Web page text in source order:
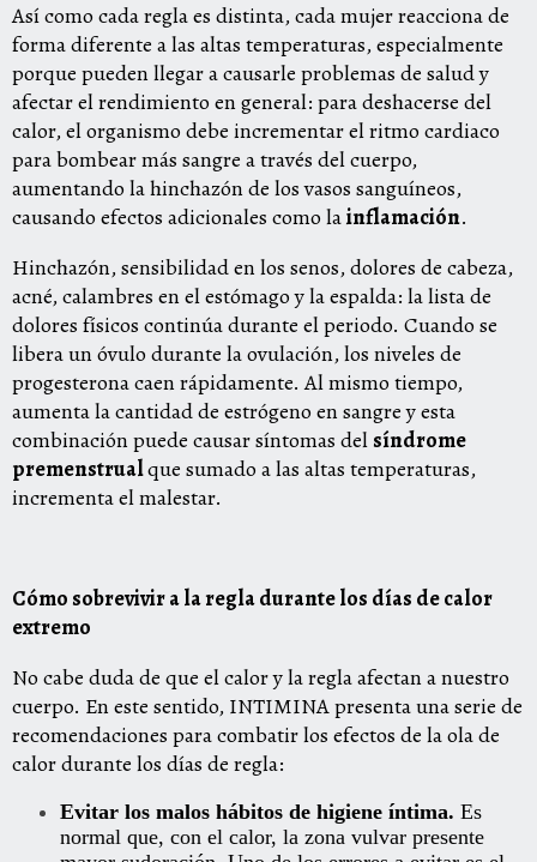
Así como cada regla es distinta, cada mujer reacciona de
forma diferente a las altas temperaturas, especialmente
porque pueden llegar a causarle problemas de salud y
afectar el rendimiento en general: para deshacerse del
calor, el organismo debe incrementar el ritmo cardiaco
para bombear más sangre a través del cuerpo,
aumentando la hinchazón de los vasos sanguíneos,
causando efectos adicionales como lainflamación.
Hinchazón, sensibilidad en los senos, dolores de cabeza,
acné, calambres en el estómago y la espalda: la lista de
dolores físicos continúa durante el periodo. Cuando se
libera un óvulo durante la ovulación, los niveles de
progesterona caen rápidamente. Al mismo tiempo,
aumenta la cantidad de estrógeno en sangre y esta
combinación puede causar síntomas del síndrome
premenstrualque sumado a las altas temperaturas,
incrementa el malestar.
Cómo sobrevivir a la regla durante los días de calor
extremo
No cabe duda de que el calor y la regla afectan a nuestro
cuerpo. En este sentido, INTIMINA presenta una serie de
recomendaciones para combatir los efectos de la ola de
calor durante los días de regla:
Evitar los malos hábitos de higiene íntima. Es
normal que, con el calor, la zona vulvar presente